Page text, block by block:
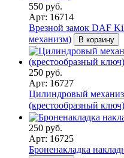
550 руб.
Арт: 16714
Врезной замок DAF
механизм)
В корзину
250 руб.
Арт: 16727
Цилиндровый
(крестообразный
250 руб.
Арт: 16725
Броненакладка